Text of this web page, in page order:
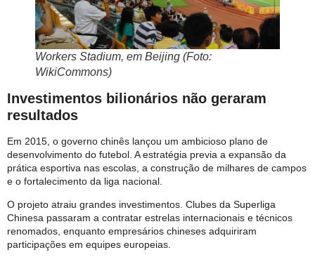
Workers Stadium, em Beijing (Foto:
WikiCommons)
Investimentos bilionários não geraram
resultados
Em 2015, o governo chinês lançou um ambicioso plano de
desenvolvimento do futebol. A estratégia previa a expansão da
prática esportiva nas escolas, a construção de milhares de campos
e o fortalecimento da liga nacional.
O projeto atraiu grandes investimentos. Clubes da Superliga
Chinesa passaram a contratar estrelas internacionais e técnicos
renomados, enquanto empresários chineses adquiriram
participações em equipes europeias.